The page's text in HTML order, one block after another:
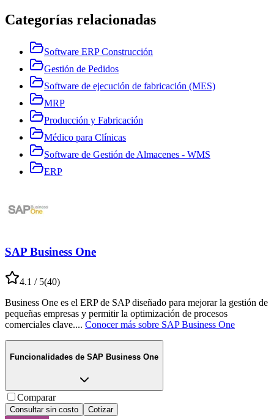
Categorías relacionadas
Software ERP Construcción
Gestión de Pedidos
Software de ejecución de fabricación (MES)
MRP
Producción y Fabricación
Médico para Clínicas
Software de Gestión de Almacenes - WMS
ERP
SAP Business One
4.1 / 5(40)
Business One es el ERP de SAP diseñado para mejorar la gestión de
pequeñas empresas y permitir la optimización de procesos
comerciales clave.... Conocer más sobre SAP Business One
Funcionalidades de SAP Business One
Comparar
Consultar sin costo Cotizar